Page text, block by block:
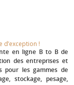
d’exception !​
en ligne B to B de
des entreprises et
pour les gammes de
stockage, pesage,